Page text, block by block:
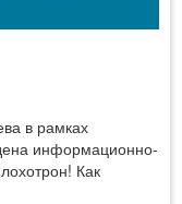
в рамках
информационно-
Как